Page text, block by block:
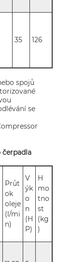
35 126
spojů
se
čerpadla
Průt
ok
oleje
(l/mi
n)
V
ýk
o
n
(H
P)
H
mo
tno
st
(kg
)